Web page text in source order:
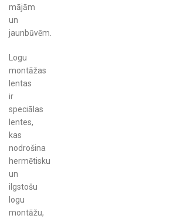
mājām
un
jaunbūvēm.
Logu
montāžas
lentas
ir
speciālas
lentes,
kas
nodrošina
hermētisku
un
ilgstošu
logu
montāžu,